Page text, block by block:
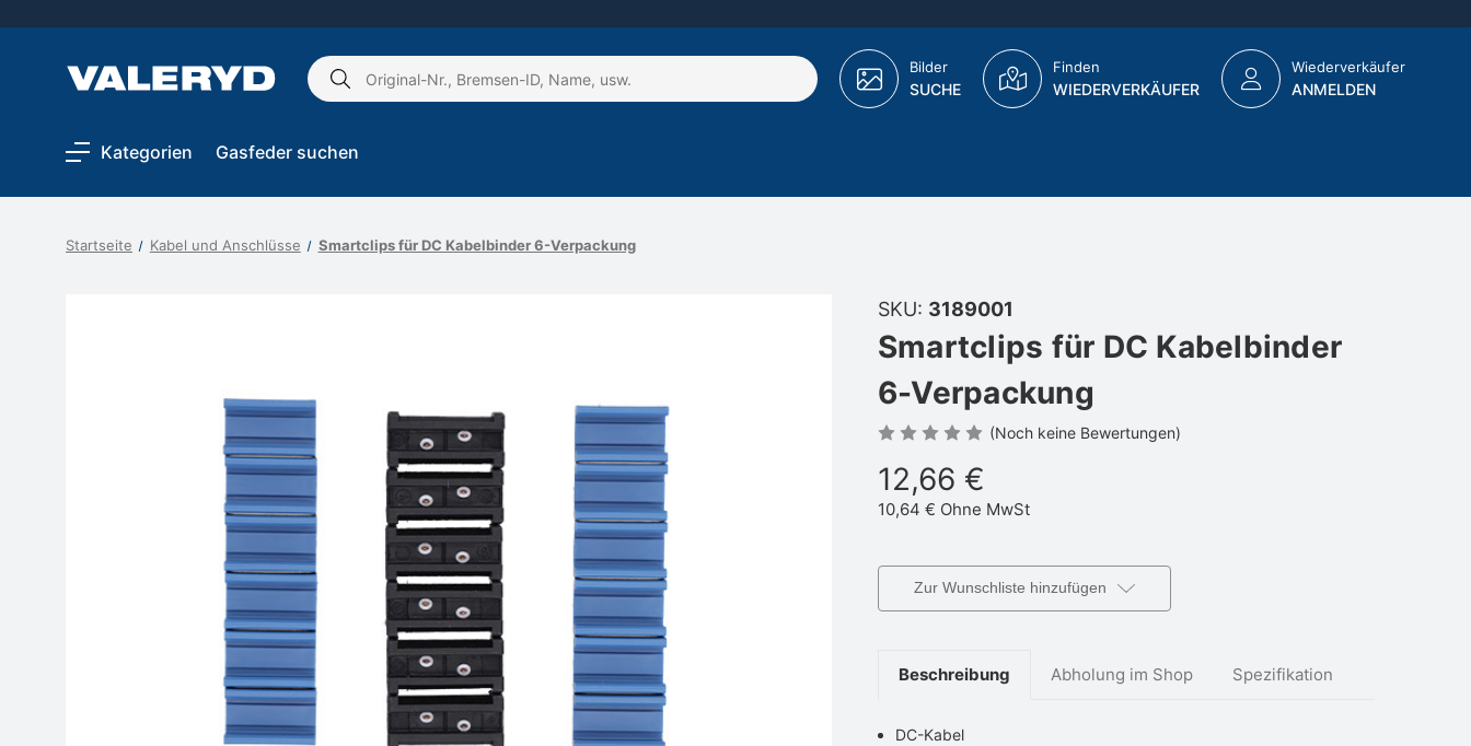
Schlagwort
Bilder
SUCHE
Finden
WIEDERVERKÄUFER
Wiederverkäufer
ANMELDEN
Kategorien Gasfeder suchen
Startseite Kabel und Anschlüsse Smartclips für DC Kabelbinder 6-Verpackung
SKU: 3189001
Smartclips für DC Kabelbinder
6-Verpackung
(Noch keine Bewertungen)
12,66 €
10,64 € Ohne MwSt
Zur Wunschliste hinzufügen
Beschreibung Abholung im Shop Spezifikation
DC-Kabel